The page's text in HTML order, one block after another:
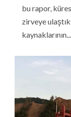
bu rapor,
zirveye
kaynaklarının...